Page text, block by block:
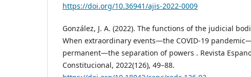
https://doi.org/10.36941/ajis-2022-0009
González, J. A. (2022). The functions of the judicial
When extraordinary events—the COVID-19
permanent—the separation of powers . Revista
Constitucional, 2022(126), 49–88.